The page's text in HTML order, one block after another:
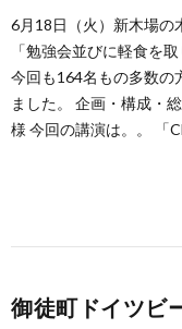
6月18日（火）新木場の
「勉強会並びに軽食を
今回も164名もの多数の
ました。 企画・構成
様 今回の講演は。。
御徒町ドイツビ